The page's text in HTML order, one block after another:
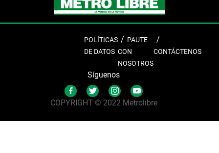
POLÍTICAS
DE DATOS
PAUTE
CON
NOSOTROS
CONTÁCTENOS
Síguenos
COPYRIGHT © 2022 Metrolibre